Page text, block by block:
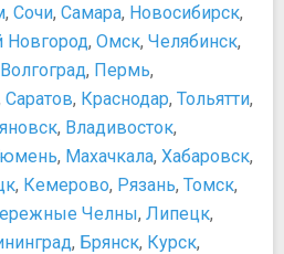
и Зимний дворец
института РАН
лицей
Островский
Пушкин
Расстрели
без очереди
, Сочи, Самара, Новосибирск,
Новгород, Омск, Челябинск,
Волгоград, Пермь,
Саратов, Краснодар, Тольятти,
, Владивосток,
, Махачкала, Хабаровск,
, Кемерово, Рязань, Томск,
Челны, Липецк,
, Брянск, Курск,